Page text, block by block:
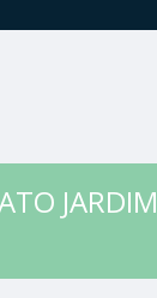
JARDIM